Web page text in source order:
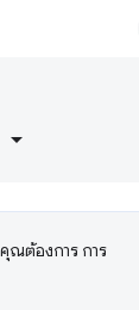
ณต้องการ การ